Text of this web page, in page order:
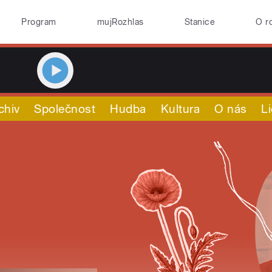
Program mujRozhlas Stanice O
Společnost Hudba Kultura O nás